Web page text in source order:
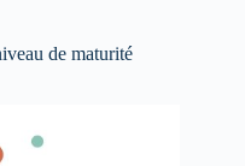
de maturité